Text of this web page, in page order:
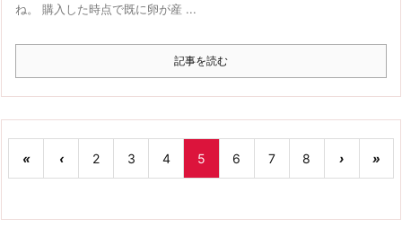
ね。 購入した時点で既に卵が産 ...
記事を読む
« ‹ 2 3 4 5 6 7 8 › »